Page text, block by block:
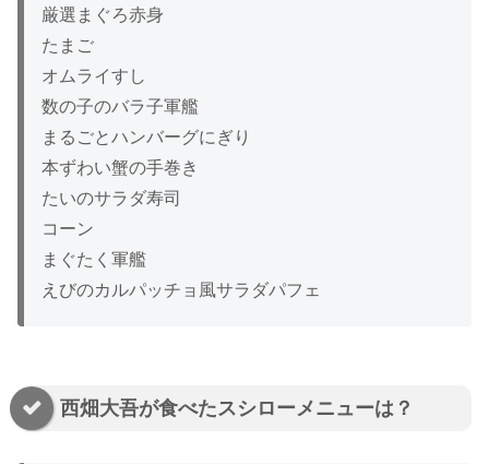
厳選まぐろ赤身
たまご
オムライすし
数の子のバラ子軍艦
まるごとハンバーグにぎり
本ずわい蟹の手巻き
たいのサラダ寿司
コーン
まぐたく軍艦
えびのカルパッチョ風サラダパフェ
西畑大吾が食べたスシローメニューは？